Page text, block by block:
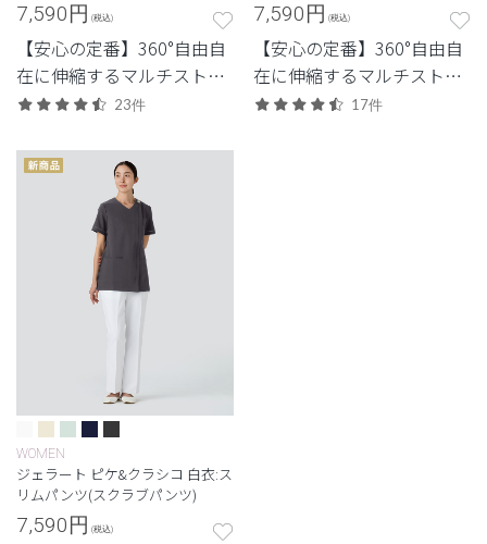
7,590円 (税込)
【安心の定番】360°自由自
在に伸縮するマルチストレ
ッチ素材を使用した定番・
23件
7,590円 (税込)
【安心の定番】360°自由自
在に伸縮するマルチストレ
ッチ素材を使用した定番・
17件
WOMEN
ジェラート ピケ&クラシコ 白衣:ス
リムパンツ(スクラブパンツ)
7,590円 (税込)